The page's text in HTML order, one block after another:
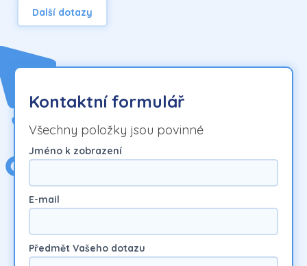
Další dotazy
Kontaktní formulář
Všechny položky jsou povinné
Jméno k zobrazení
E-mail
Předmět Vašeho dotazu